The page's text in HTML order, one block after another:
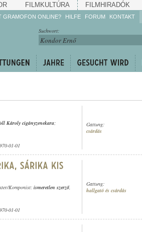
FILMKULTÚRA FILMHIRADÓK
GRAMOFON ONLINE? HILFE
Machen Sie mit!
Reden Sie mit!
weiter!
FORUM KONTAKT
Suchwort:
Károly cigányzenekara;
01-01
Gattung:
csárdás
Komponist: ismeretlen szerző,
01-01
Gattung:
hallgató és csárdás